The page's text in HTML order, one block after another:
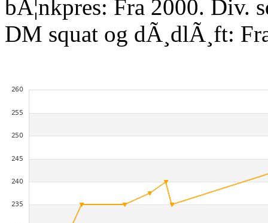
bÃ¦nkpres: Fra 2000. Div.
DM squat og dÃ¸dlÃ¸ft: